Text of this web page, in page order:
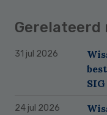
Gerelateerd
31 jul 2026
SIG
24 jul 2026